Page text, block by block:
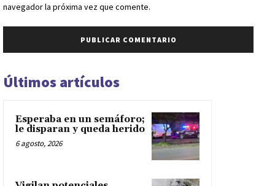
navegador la próxima vez que comente.
Últimos artículos
Esperaba en un semáforo;
le disparan y queda herido
6 agosto, 2026